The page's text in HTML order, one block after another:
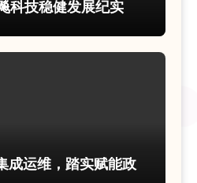
科技稳健发展纪实
成运维，踏实赋能政